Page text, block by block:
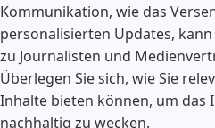
Kommunikation, wie das
personalisierten Updates,
zu Journalisten und
Überlegen Sie sich, wie Sie
Inhalte bieten können, um das
nachhaltig zu wecken.